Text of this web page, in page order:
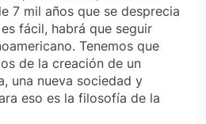
7 mil años que se desprecia
fácil, habrá que seguir
Tenemos que
de la creación de un
una nueva sociedad y
eso es la filosofía de la